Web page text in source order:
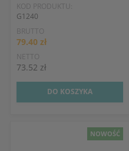
KOD PRODUKTU:
G1240
BRUTTO
79.40 zł
NETTO
73.52 zł
DO KOSZYKA
NOWOŚĆ